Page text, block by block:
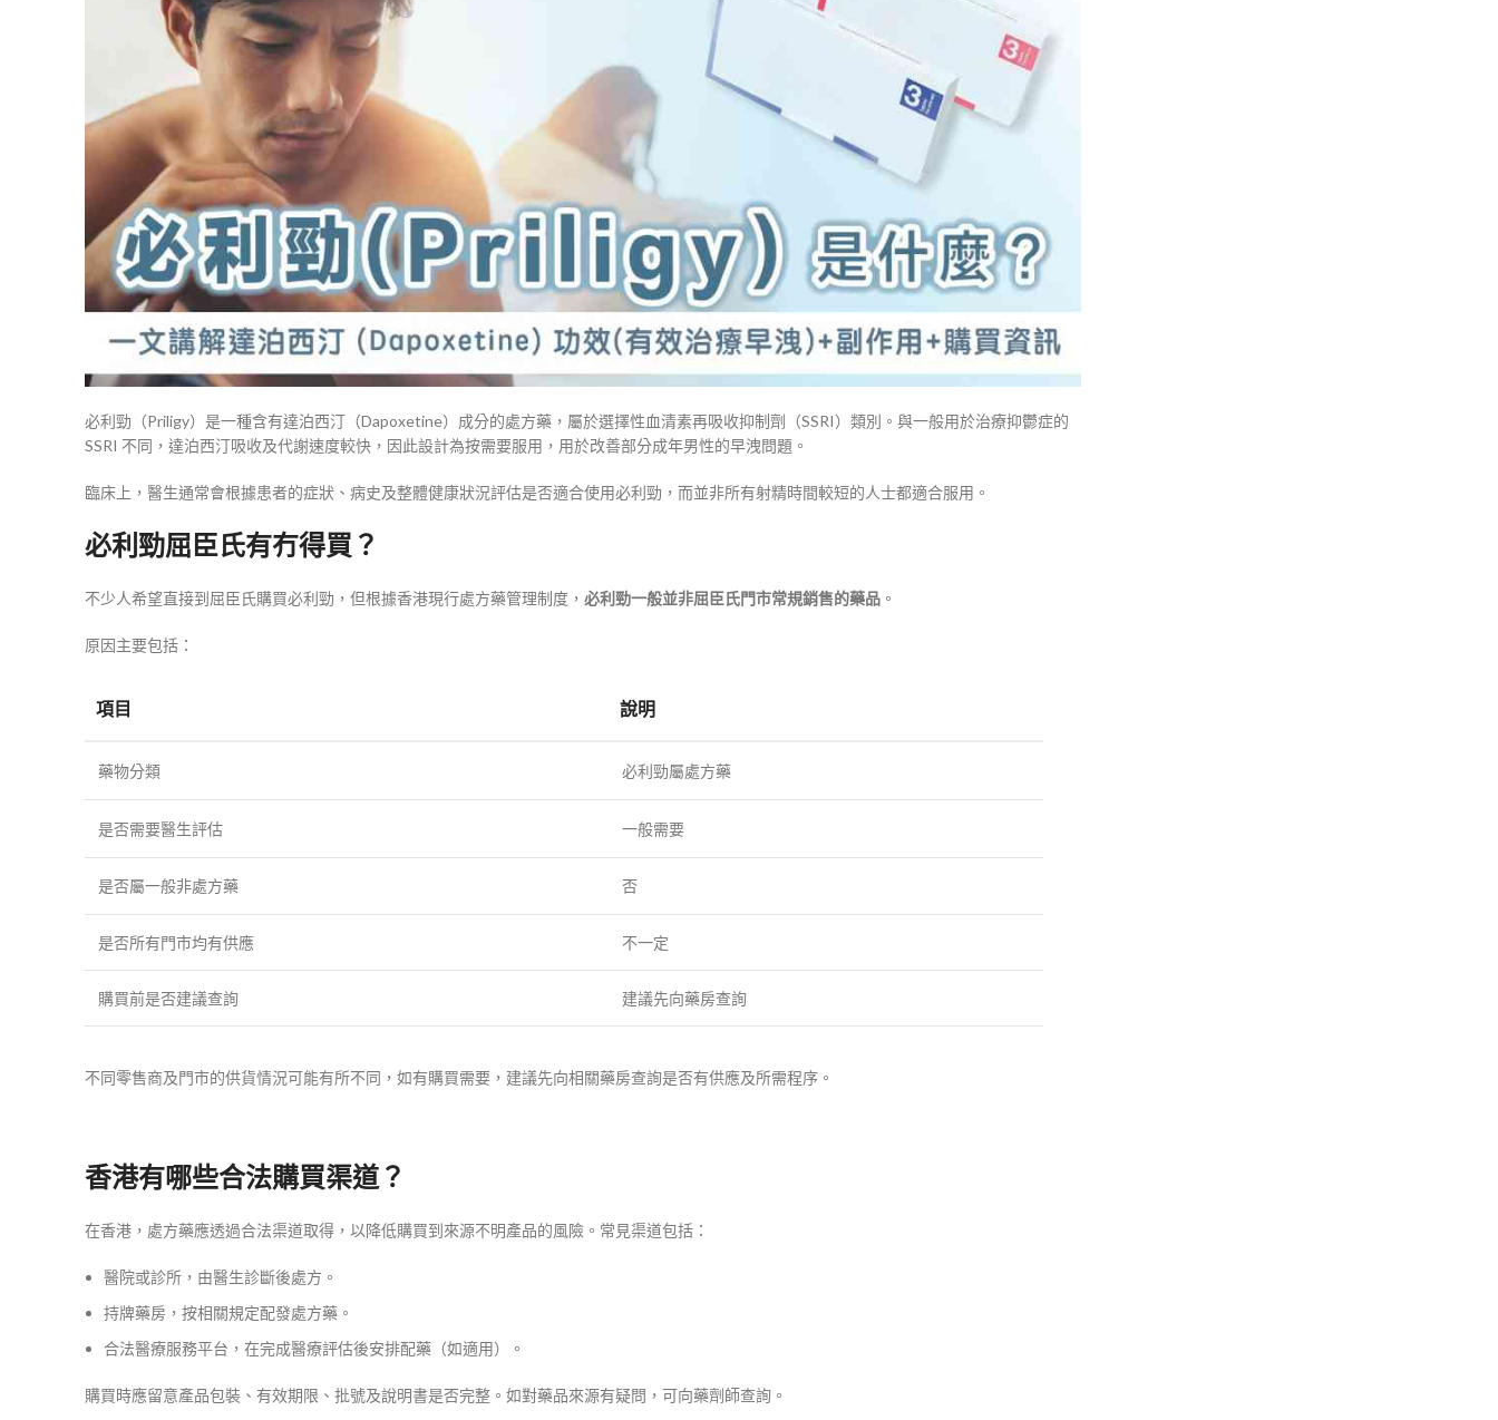
必利勁（Priligy）是一種含有達泊西汀（Dapoxetine）成分的處方藥，屬於選擇性血清素再吸收抑制劑（SSRI）類別。與一般用於治療抑鬱症的
SSRI 不同，達泊西汀吸收及代謝速度較快，因此設計為按需要服用，用於改善部分成年男性的早洩問題。
臨床上，醫生通常會根據患者的症狀、病史及整體健康狀況評估是否適合使用必利勁，而並非所有射精時間較短的人士都適合服用。
必利勁屈臣氏有冇得買？
不少人希望直接到屈臣氏購買必利勁，但根據香港現行處方藥管理制度， 必利勁一般並非屈臣氏門市常規銷售的藥品 。
原因主要包括：
項目 說明
藥物分類 必利勁屬處方藥
是否需要醫生評估 一般需要
是否屬一般非處方藥 否
是否所有門市均有供應 不一定
購買前是否建議查詢 建議先向藥房查詢
不同零售商及門市的供貨情況可能有所不同，如有購買需要，建議先向相關藥房查詢是否有供應及所需程序。
香港有哪些合法購買渠道？
在香港，處方藥應透過合法渠道取得，以降低購買到來源不明產品的風險。常見渠道包括：
醫院或診所，由醫生診斷後處方。
持牌藥房，按相關規定配發處方藥。
合法醫療服務平台，在完成醫療評估後安排配藥（如適用）。
購買時應留意產品包裝、有效期限、批號及說明書是否完整。如對藥品來源有疑問，可向藥劑師查詢。